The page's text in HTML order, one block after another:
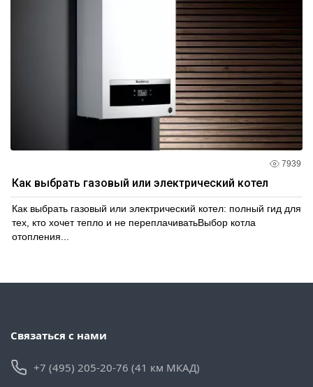
7939
Как выбрать газовый или электрический котел
Как выбрать газовый или электрический котел: полный гид для
тех, кто хочет тепло и не переплачиватьВыбор котла
отопления...
Связаться с нами
+7 (495) 205-20-76 (41 км МКАД)